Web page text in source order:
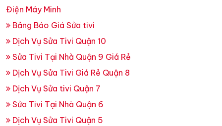
Điện Máy Minh
Bảng Báo Giá Sửa tivi
Dịch Vụ Sửa Tivi Quận 10
Sửa Tivi Tại Nhà Quận 9 Giá Rẻ
Dịch Vụ Sửa Tivi Giá Rẻ Quận 8
Dịch Vụ Sửa tivi Quận 7
Sửa Tivi Tại Nhà Quận 6
Dịch Vụ Sửa Tivi Quận 5